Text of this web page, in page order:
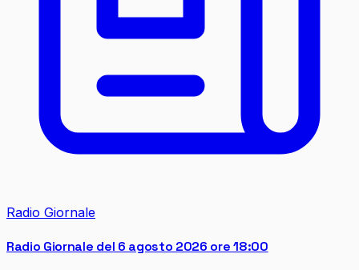
Radio Giornale
Radio Giornale del 6 agosto 2026 ore 18:00